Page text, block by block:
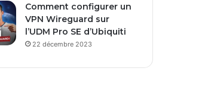
Comment configurer un
VPN Wireguard sur
l’UDM Pro SE d’Ubiquiti
22 décembre 2023